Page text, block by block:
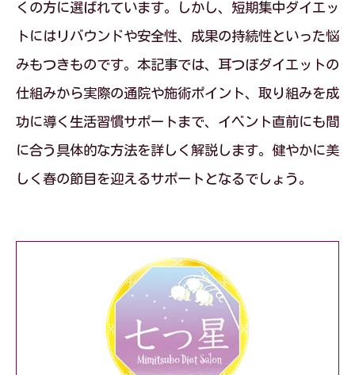
くの方に選ばれています。しかし、短期集中ダイエッ
トにはリバウンドや安全性、成果の持続性といった悩
みもつきものです。本記事では、耳つぼダイエットの
仕組みから実際の通院や施術ポイント、取り組みを成
功に導く生活習慣サポートまで、イベント直前にも間
に合う具体的な方法を詳しく解説します。健やかに美
しく春の節目を迎えるサポートとなるでしょう。